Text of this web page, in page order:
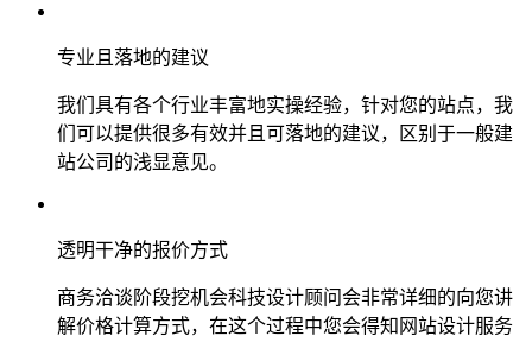
专业且落地的建议
我们具有各个行业丰富地实操经验，针对您的站点，我
们可以提供很多有效并且可落地的建议，区别于一般建
站公司的浅显意见。
透明干净的报价方式
商务洽谈阶段挖机会科技设计顾问会非常详细的向您讲
解价格计算方式，在这个过程中您会得知网站设计服务